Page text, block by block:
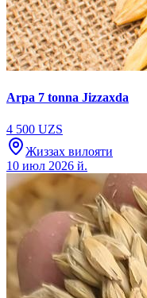
Arpa 7 tonna Jizzaxda
4 500 UZS
Жиззах вилояти
10 июл 2026 й.